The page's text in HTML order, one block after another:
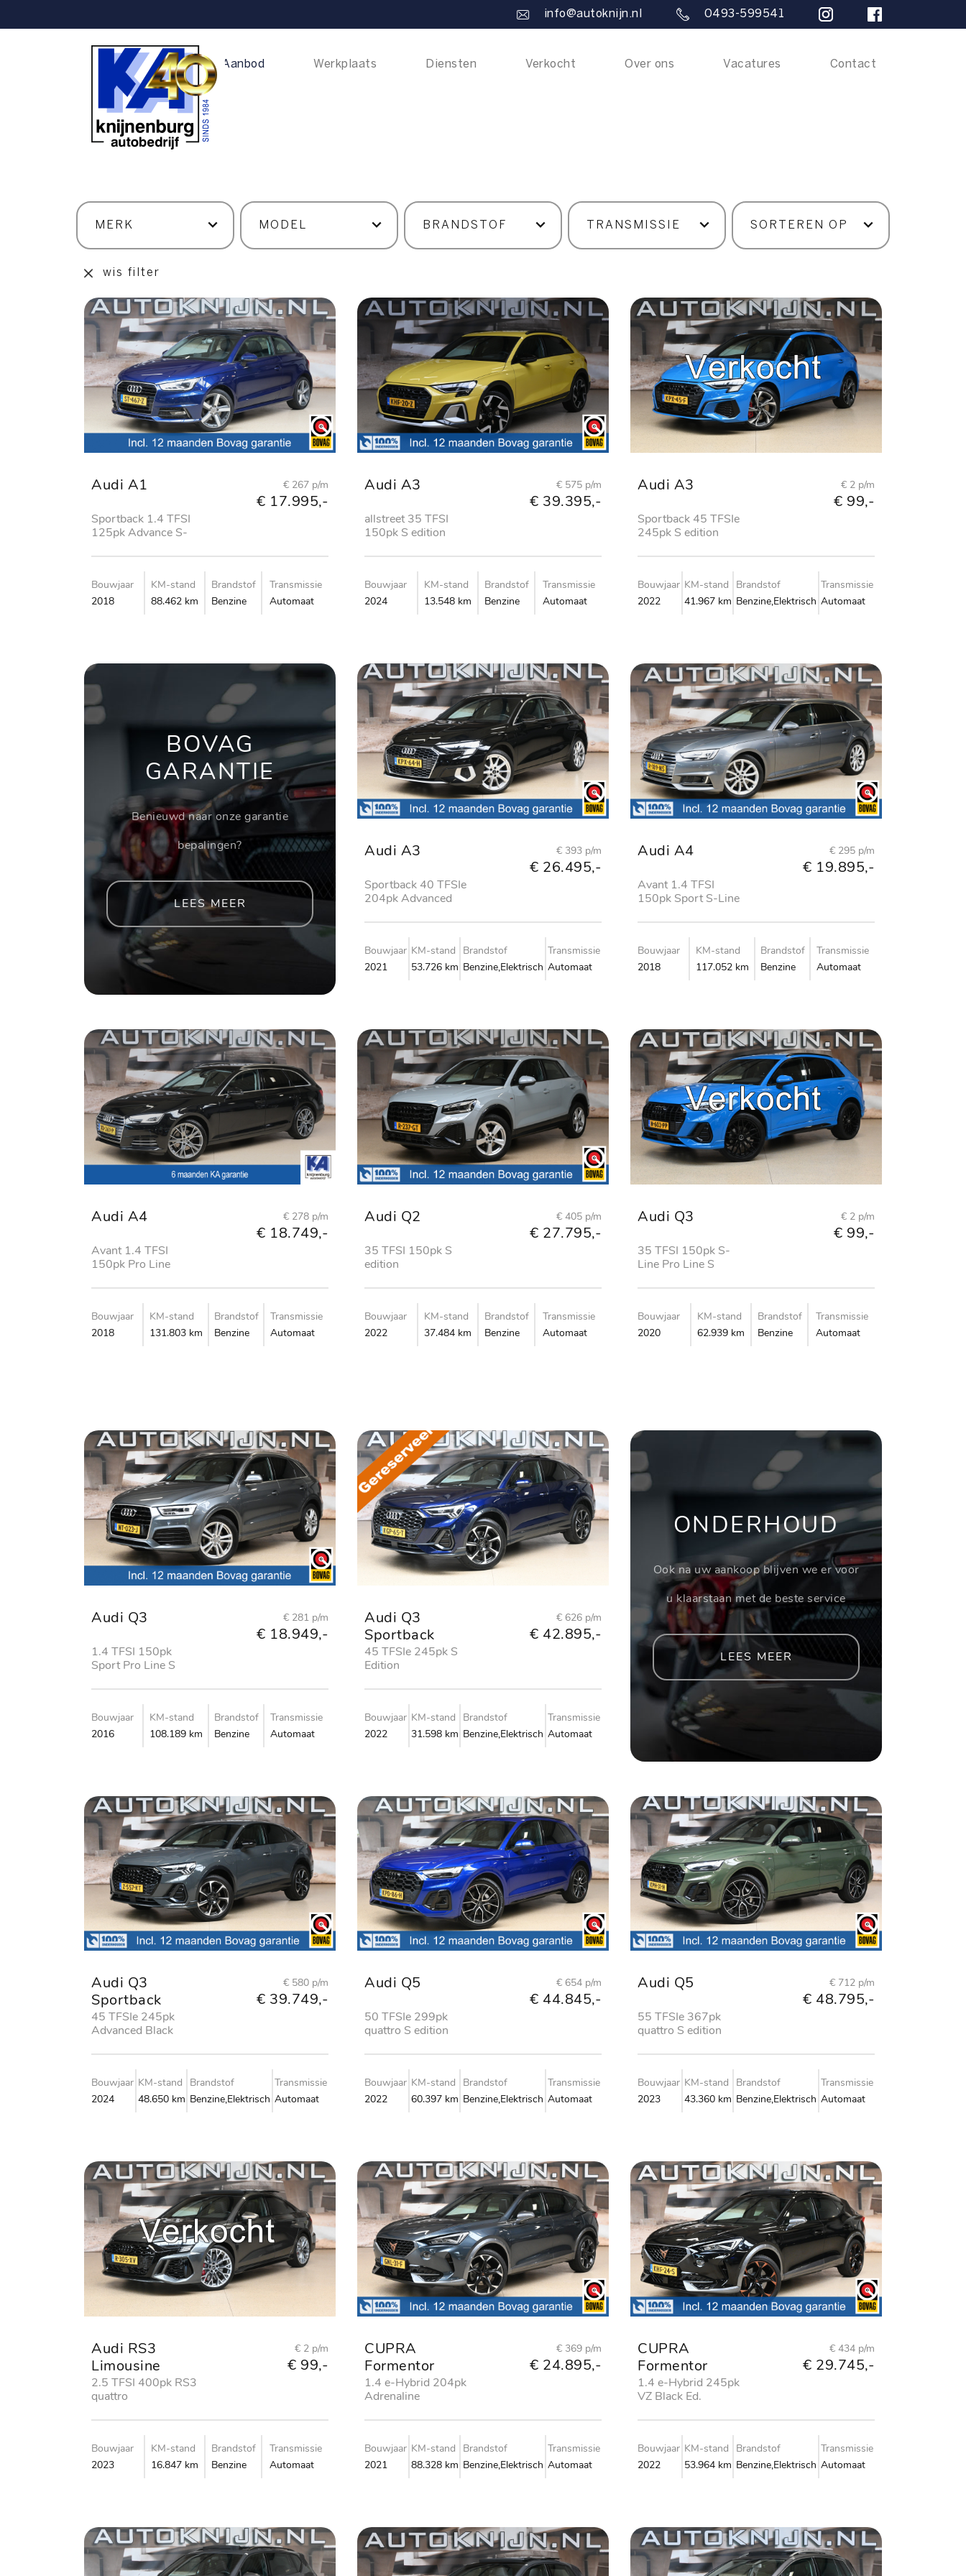
info@autoknijn.nl 0493-599541
Home Aanbod Werkplaats Diensten Verkocht Over ons Vacatures Contact
wis filter
Audi A1
Sportback 1.4 TFSI
125pk Advance S-
€ 267 p/m
€ 17.995,-
Bouwjaar
2018
KM-stand
88.462 km
Brandstof
Benzine
Transmissie
Automaat
Audi A3
allstreet 35 TFSI
150pk S edition
€ 575 p/m
€ 39.395,-
Bouwjaar
2024
KM-stand
13.548 km
Brandstof
Benzine
Transmissie
Automaat
Audi A3
Sportback 45 TFSIe
245pk S edition
€ 2 p/m
€ 99,-
Bouwjaar
2022
KM-stand
41.967 km
Brandstof
Benzine,Elektrisch
Transmissie
Automaat
BOVAG
GARANTIE
Benieuwd naar onze garantie
bepalingen?
LEES MEER
Audi A3
Sportback 40 TFSIe
204pk Advanced
€ 393 p/m
€ 26.495,-
Bouwjaar
2021
KM-stand
53.726 km
Brandstof
Benzine,Elektrisch
Transmissie
Automaat
Audi A4
Avant 1.4 TFSI
150pk Sport S-Line
€ 295 p/m
€ 19.895,-
Bouwjaar
2018
KM-stand
117.052 km
Brandstof
Benzine
Transmissie
Automaat
Audi A4
Avant 1.4 TFSI
150pk Pro Line
€ 278 p/m
€ 18.749,-
Bouwjaar
2018
KM-stand
131.803 km
Brandstof
Benzine
Transmissie
Automaat
Audi Q2
35 TFSI 150pk S
edition
€ 405 p/m
€ 27.795,-
Bouwjaar
2022
KM-stand
37.484 km
Brandstof
Benzine
Transmissie
Automaat
Audi Q3
35 TFSI 150pk S-
Line Pro Line S
€ 2 p/m
€ 99,-
Bouwjaar
2020
KM-stand
62.939 km
Brandstof
Benzine
Transmissie
Automaat
Audi Q3
1.4 TFSI 150pk
Sport Pro Line S
€ 281 p/m
€ 18.949,-
Bouwjaar
2016
KM-stand
108.189 km
Brandstof
Benzine
Transmissie
Automaat
Audi Q3
Sportback
45 TFSIe 245pk S
Edition
€ 626 p/m
€ 42.895,-
Bouwjaar
2022
KM-stand
31.598 km
Brandstof
Benzine,Elektrisch
Transmissie
Automaat
ONDERHOUD
Ook na uw aankoop blijven we er voor
u klaarstaan met de beste service
LEES MEER
Audi Q3
Sportback
45 TFSIe 245pk
Advanced Black
€ 580 p/m
€ 39.749,-
Bouwjaar
2024
KM-stand
48.650 km
Brandstof
Benzine,Elektrisch
Transmissie
Automaat
Audi Q5
50 TFSIe 299pk
quattro S edition
€ 654 p/m
€ 44.845,-
Bouwjaar
2022
KM-stand
60.397 km
Brandstof
Benzine,Elektrisch
Transmissie
Automaat
Audi Q5
55 TFSIe 367pk
quattro S edition
€ 712 p/m
€ 48.795,-
Bouwjaar
2023
KM-stand
43.360 km
Brandstof
Benzine,Elektrisch
Transmissie
Automaat
Audi RS3
Limousine
2.5 TFSI 400pk RS3
quattro
€ 2 p/m
€ 99,-
Bouwjaar
2023
KM-stand
16.847 km
Brandstof
Benzine
Transmissie
Automaat
CUPRA
Formentor
1.4 e-Hybrid 204pk
Adrenaline
€ 369 p/m
€ 24.895,-
Bouwjaar
2021
KM-stand
88.328 km
Brandstof
Benzine,Elektrisch
Transmissie
Automaat
CUPRA
Formentor
1.4 e-Hybrid 245pk
VZ Black Ed.
€ 434 p/m
€ 29.745,-
Bouwjaar
2022
KM-stand
53.964 km
Brandstof
Benzine,Elektrisch
Transmissie
Automaat